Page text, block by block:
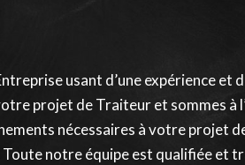
usant d’une expérience et
projet de Traiteur et sommes à
nécessaires à votre projet
notre équipe est qualifiée et